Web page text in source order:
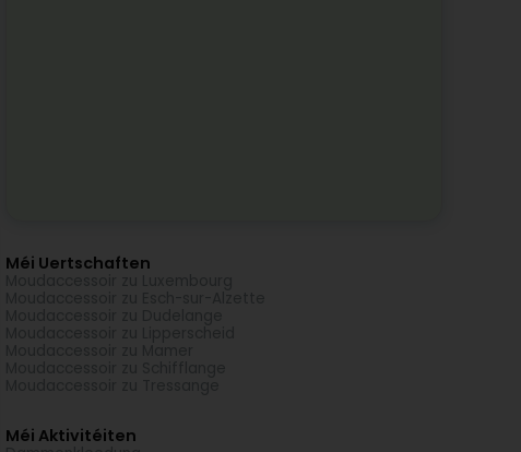
Méi Uertschaften
Méi Aktivitéiten